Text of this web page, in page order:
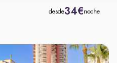
desde34€noche